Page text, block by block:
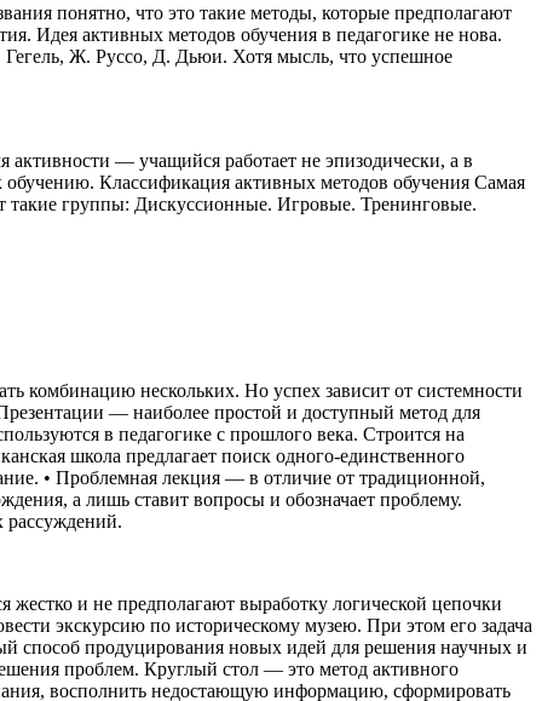
понятно, что это такие методы, которые предполагают
Идея активных методов обучения в педагогике не нова.
Гегель, Ж. Руссо, Д. Дьюи. Хотя мысль, что успешное
— учащийся работает не эпизодически, а в
обучению. Классификация активных методов обучения Самая
такие группы: Дискуссионные. Игровые. Тренинговые.
комбинацию нескольких. Но успех зависит от системности
— наиболее простой и доступный метод для
в педагогике с прошлого века. Строится на
школа предлагает поиск одного-единственного
• Проблемная лекция — в отличие от традиционной,
а лишь ставит вопросы и обозначает проблему.
рассуждений.
и не предполагают выработку логической цепочки
экскурсию по историческому музею. При этом его задача
способ продуцирования новых идей для решения научных и
проблем. Круглый стол — это метод активного
восполнить недостающую информацию, сформировать